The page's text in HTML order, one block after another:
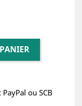
ou SCB